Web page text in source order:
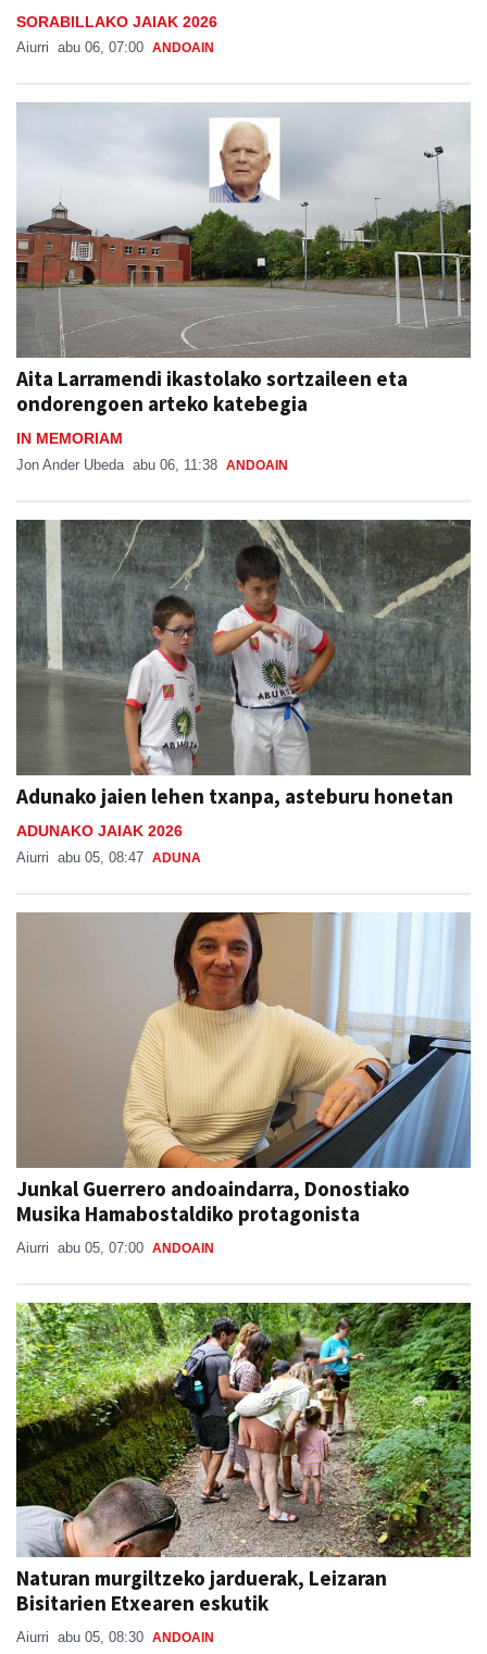
SORABILLAKO JAIAK 2026
Aiurri abu 06, 07:00 ANDOAIN
Aita Larramendi ikastolako sortzaileen eta
ondorengoen arteko katebegia
IN MEMORIAM
Jon Ander Ubeda abu 06, 11:38 ANDOAIN
Adunako jaien lehen txanpa, asteburu honetan
ADUNAKO JAIAK 2026
Aiurri abu 05, 08:47 ADUNA
Junkal Guerrero andoaindarra, Donostiako
Musika Hamabostaldiko protagonista
Aiurri abu 05, 07:00 ANDOAIN
Naturan murgiltzeko jarduerak, Leizaran
Bisitarien Etxearen eskutik
Aiurri abu 05, 08:30 ANDOAIN